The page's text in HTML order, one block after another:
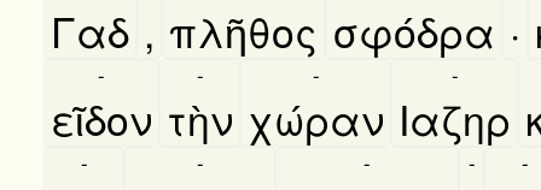
Γαδ , πλῆθος σφόδρα ·
εῖδον
-
τὴν
-
χώραν
-
Ιαζηρ
-
- - - - -